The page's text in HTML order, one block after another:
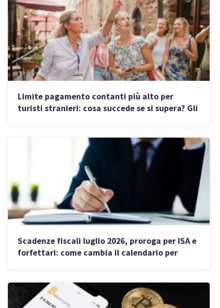
Limite pagamento contanti più alto per
turisti stranieri: cosa succede se si supera? Gli
Scadenze fiscali luglio 2026, proroga per ISA e
forfettari: come cambia il calendario per